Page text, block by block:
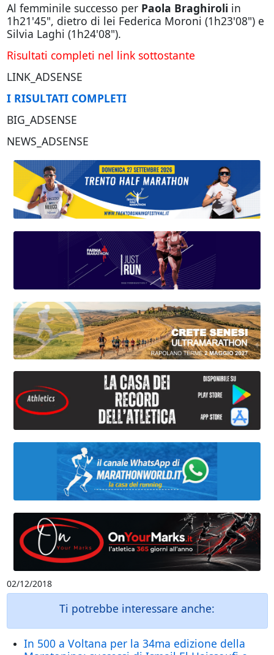
Al femminile successo per Paola Braghiroli in
1h21'45", dietro di lei Federica Moroni (1h23'08") e
Silvia Laghi (1h24'08").
Risultati completi nel link sottostante
LINK_ADSENSE
I RISULTATI COMPLETI
BIG_ADSENSE
NEWS_ADSENSE
02/12/2018
Ti potrebbe interessare anche:
In 500 a Voltana per la 34ma edizione della